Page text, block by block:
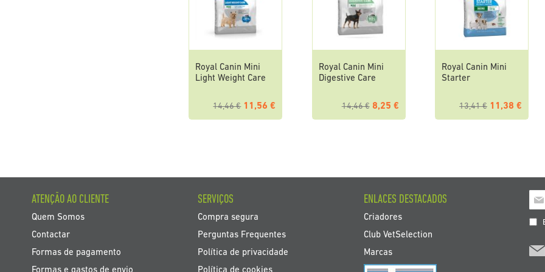
Royal Canin Mini
Light Weight Care
14,46 € 11,56 €
Royal Canin Mini
Digestive Care
14,46 € 8,25 €
Royal Canin Mini
Starter
13,41 € 11,38 €
a
de
ATENÇÃO AO CLIENTE
Quem Somos
Contactar
Formas de pagamento
SERVIÇOS
Compra segura
Perguntas Frequentes
Política de privacidade
ENLACES DESTACADOS
Criadores
Club VetSelection
Marcas